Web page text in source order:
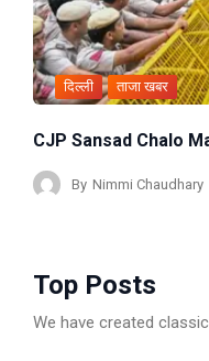
दिल्ली ताजा खबर
CJP Sansad Chalo
By Nimmi Chaudhary
Top Posts
We have created